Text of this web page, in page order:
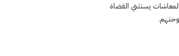
المعاشات يستثني القضاة